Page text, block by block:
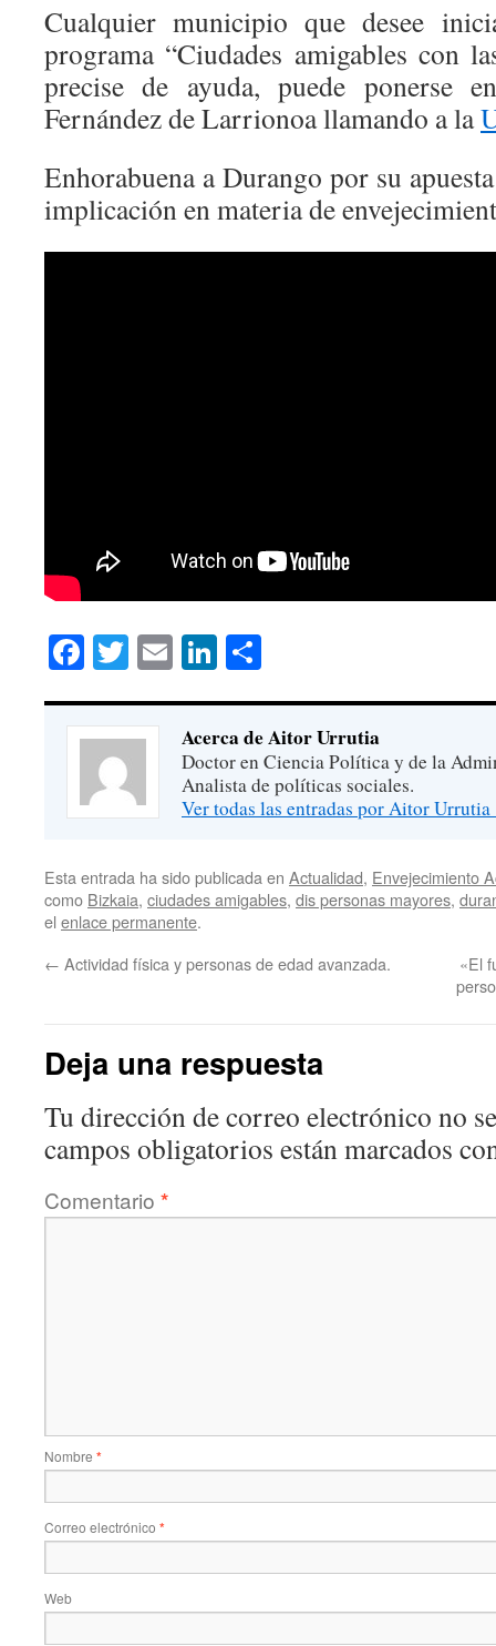
Cualquier municipio que desee
programa “Ciudades amigables con
precise de ayuda, puede ponerse
Fernández de Larrionoa llamando a la
Enhorabuena a Durango por su
implicación en materia de
Facebook
Twitter
EmailLinkedIn
Acerca de Aitor Urrutia
Doctor en Ciencia Política y de la
Analista de políticas sociales.
Ver todas las entradas por Aitor Urrutia
Esta entrada ha sido publicada en Actualidad, Envejecimiento
como Bizkaia, ciudades amigables, dis personas mayores,
el enlace permanente.
← Actividad física y personas de edad avanzada.
«El
Deja una respuesta
Tu dirección de correo electrónico no
campos obligatorios están marcados
Comentario *
Nombre *
Correo electrónico *
Web